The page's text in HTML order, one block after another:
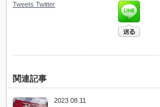
Tweets Twitter
関連記事
2023 08.11